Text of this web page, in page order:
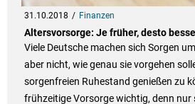
31.10.2018 Finanzen
Altersvorsorge: Je früher, desto
Viele Deutsche machen sich Sorgen
aber nicht, wie genau sie vorgehen
sorgenfreien Ruhestand genießen zu
frühzeitige Vorsorge wichtig, denn nur